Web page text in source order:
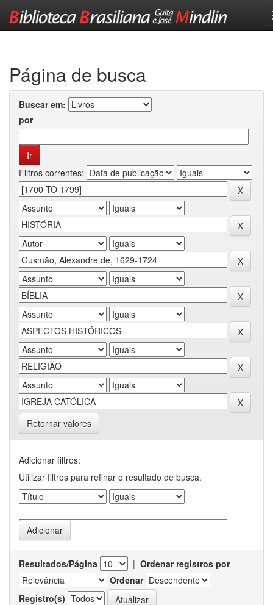
Página de busca
Buscar em:
por
Filtros correntes:
Retornar valores
Adicionar filtros:
Utilizar filtros para refinar o resultado de busca.
Resultados/Página | Ordenar registros por
Ordenar
Registro(s)